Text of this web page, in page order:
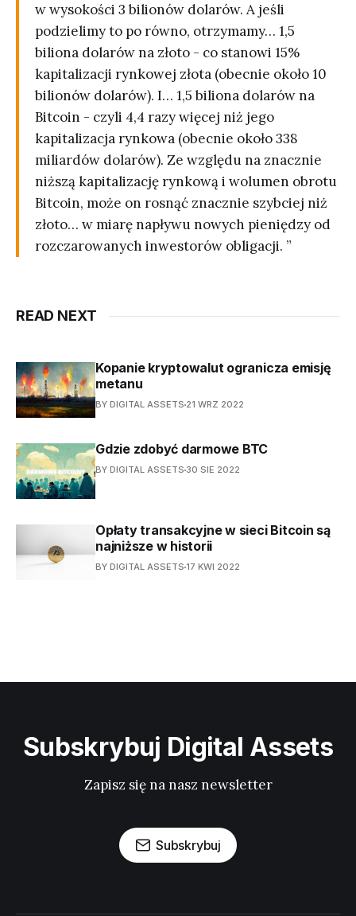
w wysokości 3 bilionów dolarów. A jeśli
podzielimy to po równo, otrzymamy… 1,5
biliona dolarów na złoto - co stanowi 15%
kapitalizacji rynkowej złota (obecnie około 10
bilionów dolarów). I… 1,5 biliona dolarów na
Bitcoin - czyli 4,4 razy więcej niż jego
kapitalizacja rynkowa (obecnie około 338
miliardów dolarów). Ze względu na znacznie
niższą kapitalizację rynkową i wolumen obrotu
Bitcoin, może on rosnąć znacznie szybciej niż
złoto… w miarę napływu nowych pieniędzy od
rozczarowanych inwestorów obligacji. ”
READ NEXT
Kopanie kryptowalut ogranicza emisję
metanu
BY DIGITAL ASSETS 21 WRZ 2022
Gdzie zdobyć darmowe BTC
BY DIGITAL ASSETS 30 SIE 2022
Opłaty transakcyjne w sieci Bitcoin są
najniższe w historii
BY DIGITAL ASSETS 17 KWI 2022
Subskrybuj Digital Assets
Zapisz się na nasz newsletter
Subskrybuj